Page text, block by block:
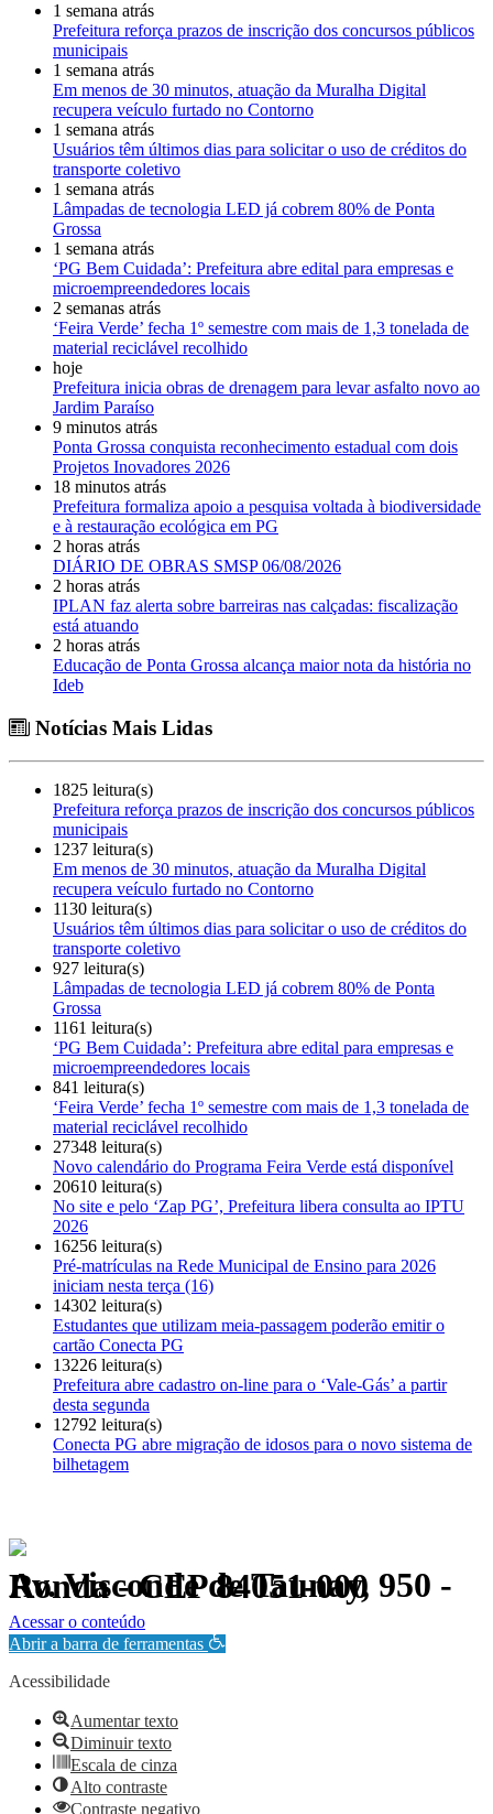
1 semana atrás
Prefeitura reforça prazos de inscrição dos concursos públicos
municipais
1 semana atrás
Em menos de 30 minutos, atuação da Muralha Digital
recupera veículo furtado no Contorno
1 semana atrás
Usuários têm últimos dias para solicitar o uso de créditos do
transporte coletivo
1 semana atrás
Lâmpadas de tecnologia LED já cobrem 80% de Ponta
Grossa
1 semana atrás
‘PG Bem Cuidada’: Prefeitura abre edital para empresas e
microempreendedores locais
2 semanas atrás
‘Feira Verde’ fecha 1º semestre com mais de 1,3 tonelada de
material reciclável recolhido
hoje
Prefeitura inicia obras de drenagem para levar asfalto novo ao
Jardim Paraíso
9 minutos atrás
Ponta Grossa conquista reconhecimento estadual com dois
Projetos Inovadores 2026
18 minutos atrás
Prefeitura formaliza apoio a pesquisa voltada à biodiversidade
e à restauração ecológica em PG
2 horas atrás
DIÁRIO DE OBRAS SMSP 06/08/2026
2 horas atrás
IPLAN faz alerta sobre barreiras nas calçadas: fiscalização
está atuando
2 horas atrás
Educação de Ponta Grossa alcança maior nota da história no
Ideb
Notícias Mais Lidas
1825 leitura(s)
Prefeitura reforça prazos de inscrição dos concursos públicos
municipais
1237 leitura(s)
Em menos de 30 minutos, atuação da Muralha Digital
recupera veículo furtado no Contorno
1130 leitura(s)
Usuários têm últimos dias para solicitar o uso de créditos do
transporte coletivo
927 leitura(s)
Lâmpadas de tecnologia LED já cobrem 80% de Ponta
Grossa
1161 leitura(s)
‘PG Bem Cuidada’: Prefeitura abre edital para empresas e
microempreendedores locais
841 leitura(s)
‘Feira Verde’ fecha 1º semestre com mais de 1,3 tonelada de
material reciclável recolhido
27348 leitura(s)
Novo calendário do Programa Feira Verde está disponível
20610 leitura(s)
No site e pelo ‘Zap PG’, Prefeitura libera consulta ao IPTU
2026
16256 leitura(s)
Pré-matrículas na Rede Municipal de Ensino para 2026
iniciam nesta terça (16)
14302 leitura(s)
Estudantes que utilizam meia-passagem poderão emitir o
cartão Conecta PG
13226 leitura(s)
Prefeitura abre cadastro on-line para o ‘Vale-Gás’ a partir
desta segunda
12792 leitura(s)
Conecta PG abre migração de idosos para o novo sistema de
bilhetagem
Av. Visconde de Taunay, 950 - Ronda - CEP 84051-000
Política de Privacidade.
Acessar o conteúdo
Abrir a barra de ferramentas
Acessibilidade
Aumentar texto
Diminuir texto
Escala de cinza
Alto contraste
Contraste negativo